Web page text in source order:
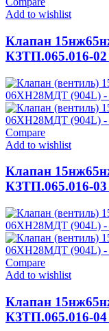
Add to wishlist
Клапан
КЗТП.065.016-02
Compare
Add to wishlist
Клапан
КЗТП.065.016-03
Compare
Add to wishlist
Клапан
КЗТП.065.016-04